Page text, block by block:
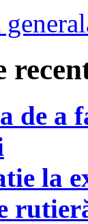
de a
la